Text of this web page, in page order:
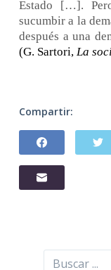
Estado […].
sucumbir a la
después a una
(G. Sartori, La
Compartir:
Buscar